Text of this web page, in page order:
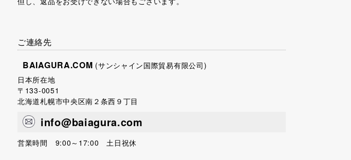
ご連絡先
BAIAGURA.COM (サンシャイン国際貿易有限公司)
日本所在地
〒133-0051
北海道札幌市中央区南２条西９丁目
info@baiagura.com
営業時間 9:00～17:00 土日祝休